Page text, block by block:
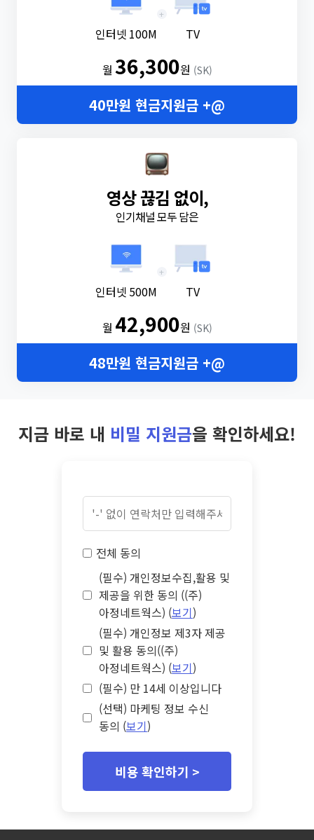
인터넷 100M
+
TV
월36,300원 (SK)
40만원 현금지원금 +@
영상 끊김 없이,
인기채널 모두 담은
인터넷 500M
+
TV
월 42,900원 (SK)
48만원 현금지원금 +@
지금 바로 내 비밀 지원금을 확인하세요!
전체 동의
(필수) 개인정보수집,활용 및
제공을 위한 동의 ((주)
아정네트웍스) (보기)
(필수) 개인정보 제3자 제공
및 활용 동의((주)
아정네트웍스) (보기)
(필수) 만 14세 이상입니다
(선택) 마케팅 정보 수신
동의 (보기)
비용 확인하기 >